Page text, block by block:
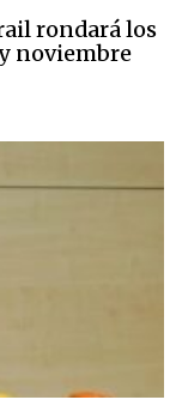
rondará los
noviembre